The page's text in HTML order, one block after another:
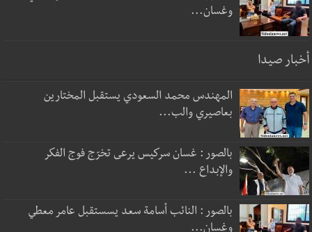
وغسان...
أخبار صيدا
المهندس محمد السعودي يستقبل المختارين
بعاصيري والب...
بالصور : غسان سركيس يرعى تخرّج فوج الفكر
والإبداع ...
بالصور : النائب أسامة سعد يسستقبل عامر معطي